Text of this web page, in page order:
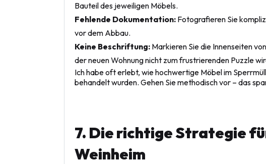
Bauteil des jeweiligen Möbels.
Fehlende Dokumentation: Fotografieren Sie
vor dem Abbau.
Keine Beschriftung: Markieren Sie die Innenseiten
der neuen Wohnung nicht zum frustrierenden Puzzle
Ich habe oft erlebt, wie hochwertige Möbel im
behandelt wurden. Gehen Sie methodisch vor – das
7. Die richtige Strategie
Weinheim